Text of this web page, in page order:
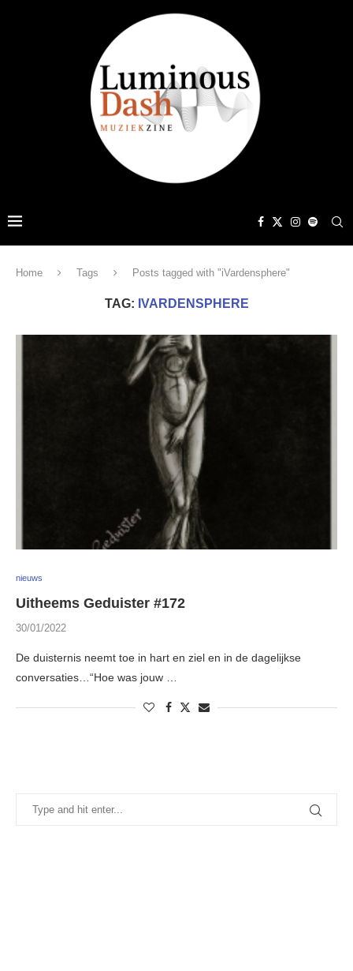
Home Tags Posts tagged with "iVardensphere"
TAG: IVARDENSPHERE
nieuws
Uitheems Geduister #172
30/01/2022
De duisternis neemt toe in hart en ziel en in de dagelijkse
conversaties…“Hoe was jouw …